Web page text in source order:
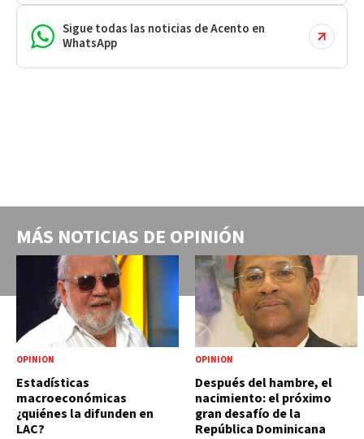
Sigue todas las noticias de Acento en
WhatsApp
MÁS NOTICIAS DE OPINIÓN
OPINIÓN
Estadísticas
macroeconómicas
¿quiénes la difunden en
LAC?
OPINIÓN
Después del hambre, el
nacimiento: el próximo
gran desafío de la
República Dominicana